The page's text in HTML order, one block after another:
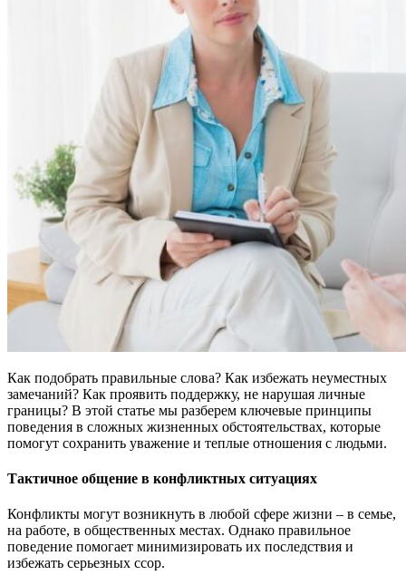
Как подобрать правильные слова? Как избежать неуместных
замечаний? Как проявить поддержку, не нарушая личные
границы? В этой статье мы разберем ключевые принципы
поведения в сложных жизненных обстоятельствах, которые
помогут сохранить уважение и теплые отношения с людьми.
Тактичное общение в конфликтных ситуациях
Конфликты могут возникнуть в любой сфере жизни – в семье,
на работе, в общественных местах. Однако правильное
поведение помогает минимизировать их последствия и
избежать серьезных ссор.